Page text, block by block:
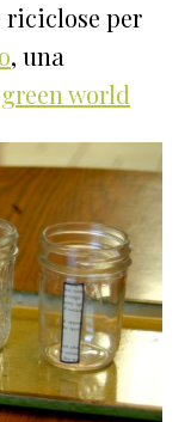
riciclose per
, una
world